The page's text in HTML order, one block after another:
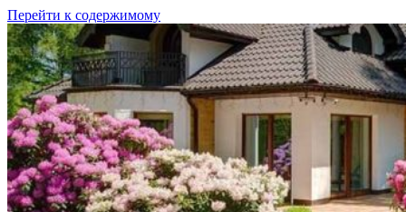
Перейти к содержимому